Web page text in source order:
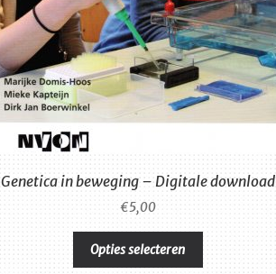
Genetica in beweging – Digitale download
€5,00
Opties selecteren
product